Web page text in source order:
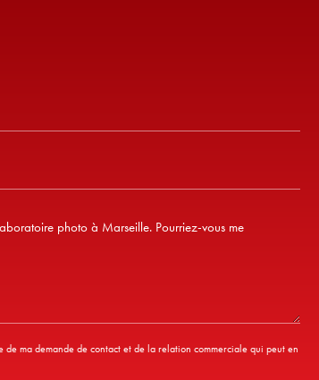
de ma demande de contact et de la relation commerciale qui peut en